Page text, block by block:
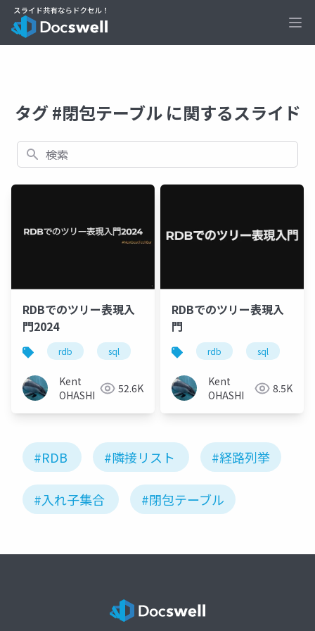
タグ #閉包テーブル に関するスライド
検索
RDBでのツリー表現入
門2024
rdb sql モデリング テーブル設計
Kent
OHASHI
52.6K
RDBでのツリー表現入
門
rdb sql
Kent
OHASHI
8.5K
#RDB #隣接リスト #経路列挙
#入れ子集合 #閉包テーブル